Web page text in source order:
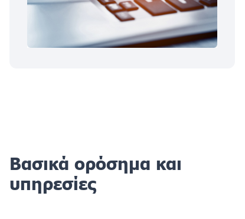
Βασικά ορόσημα και
υπηρεσίες